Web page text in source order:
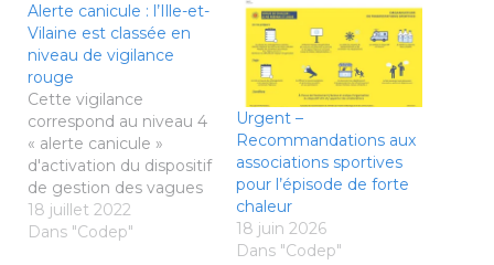
Alerte canicule : l’Ille-et-
Vilaine est classée en
niveau de vigilance
rouge
Cette vigilance
correspond au niveau 4
« alerte canicule »
d'activation du dispositif
de gestion des vagues
de chaleurs. Le niveau
rouge est déclenché en
18 juillet 2022
Dans "Codep"
Urgent –
Recommandations aux
associations sportives
pour l’épisode de forte
chaleur
18 juin 2026
Dans "Codep"